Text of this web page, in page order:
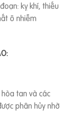
kỵ khí, thiếu
ô nhiễm
tan và các
phân hủy nhờ